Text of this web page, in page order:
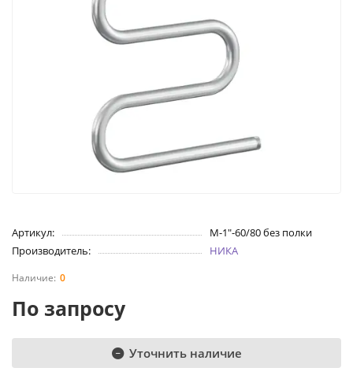
Артикул:
М-1"-60/80 без полки
Производитель:
НИКА
0
По запросу
Уточнить наличие